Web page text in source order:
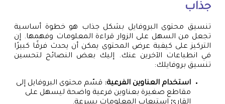
جذاب
تنسيق محتوى البروفايل بشكل جذاب هو خطوة أساسية
تجعل من السهل على الزوار قراءة المعلومات وفهمها. إن
التركيز على كيفية عرض المحتوى يمكن أن يحدث فرقًا كبيرًا
في انطباعات الآخرين عنك. إليك بعض النصائح لتحسين
تنسيق بروفايلك:
استخدام العناوين الفرعية: قسّم محتوى البروفايل إلى
مقاطع صغيرة بعناوين فرعية واضحة ليسهل على